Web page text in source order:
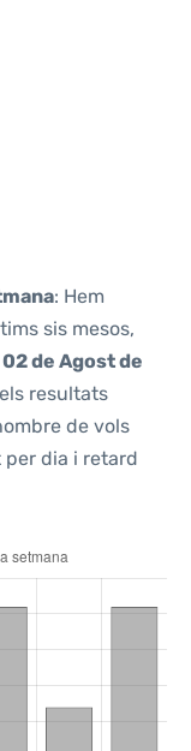
: Hem
sis mesos,
02 de Agost de
resultats
de vols
dia i retard